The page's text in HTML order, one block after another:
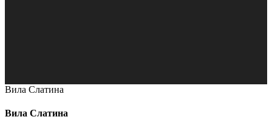
Вила Слатина
Вила Слатина